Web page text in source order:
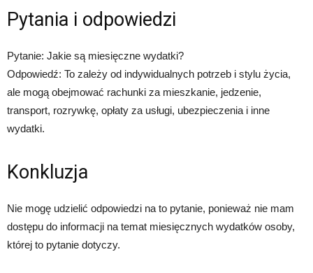
Pytania i odpowiedzi
Pytanie: Jakie są miesięczne wydatki?
Odpowiedź: To zależy od indywidualnych potrzeb i stylu życia,
ale mogą obejmować rachunki za mieszkanie, jedzenie,
transport, rozrywkę, opłaty za usługi, ubezpieczenia i inne
wydatki.
Konkluzja
Nie mogę udzielić odpowiedzi na to pytanie, ponieważ nie mam
dostępu do informacji na temat miesięcznych wydatków osoby,
której to pytanie dotyczy.